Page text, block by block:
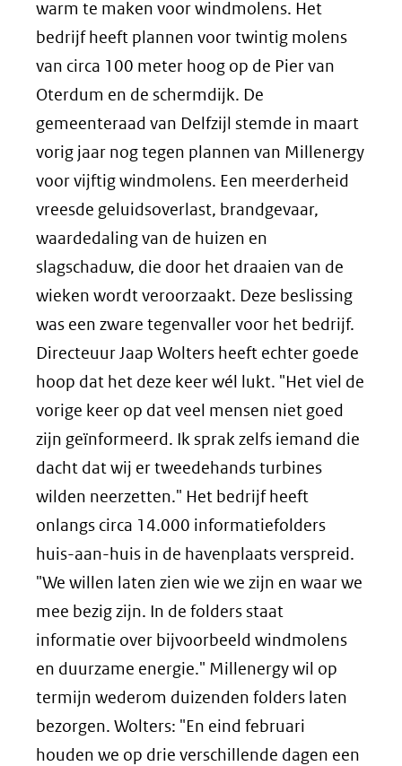
warm te maken voor windmolens. Het
bedrijf heeft plannen voor twintig molens
van circa 100 meter hoog op de Pier van
Oterdum en de schermdijk. De
gemeenteraad van Delfzijl stemde in maart
vorig jaar nog tegen plannen van Millenergy
voor vijftig windmolens. Een meerderheid
vreesde geluidsoverlast, brandgevaar,
waardedaling van de huizen en
slagschaduw, die door het draaien van de
wieken wordt veroorzaakt. Deze beslissing
was een zware tegenvaller voor het bedrijf.
Directeuur Jaap Wolters heeft echter goede
hoop dat het deze keer wél lukt. "Het viel de
vorige keer op dat veel mensen niet goed
zijn geïnformeerd. Ik sprak zelfs iemand die
dacht dat wij er tweedehands turbines
wilden neerzetten." Het bedrijf heeft
onlangs circa 14.000 informatiefolders
huis-aan-huis in de havenplaats verspreid.
"We willen laten zien wie we zijn en waar we
mee bezig zijn. In de folders staat
informatie over bijvoorbeeld windmolens
en duurzame energie." Millenergy wil op
termijn wederom duizenden folders laten
bezorgen. Wolters: "En eind februari
houden we op drie verschillende dagen een